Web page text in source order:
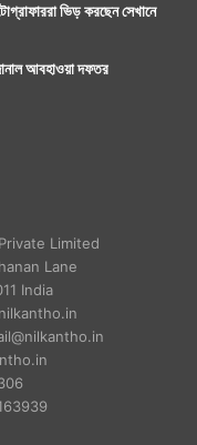
ভিড় করছেন সেখানে
জানাল আবহাওয়া দফতর
Limited
Lane
India